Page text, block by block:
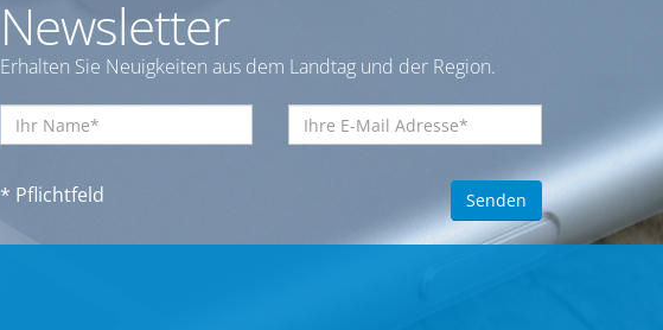
Newsletter
Erhalten Sie Neuigkeiten aus dem Landtag und der Region.
* Pflichtfeld